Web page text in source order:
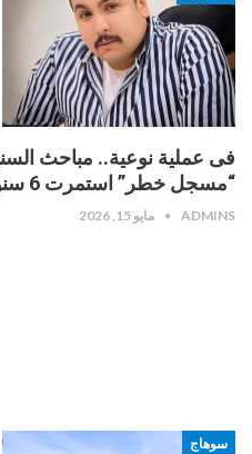
فى عملية نوعية.. مباحث
“مسجل خطر” استمرت 6 سنوات…
ADMINS مايو 15, 2026
سوهاج